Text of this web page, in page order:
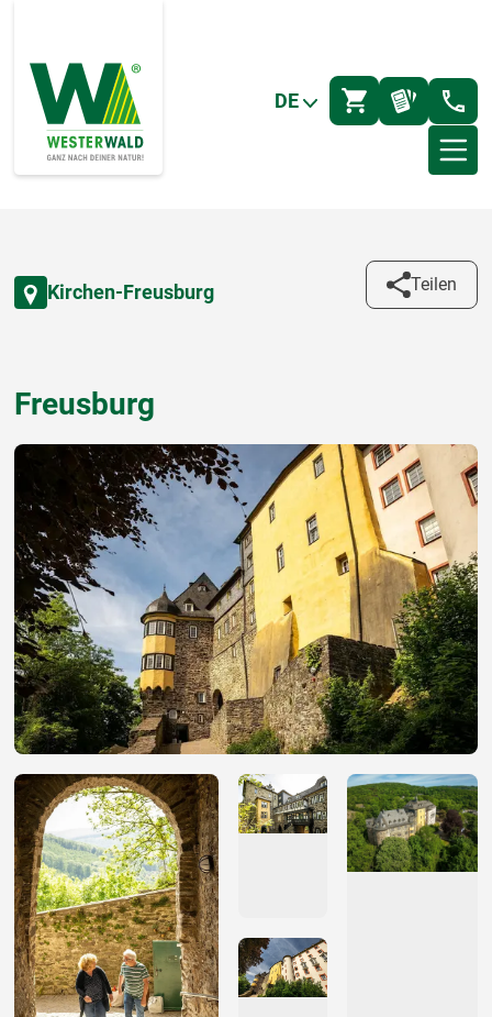
DE
Kirchen-Freusburg Teilen
Freusburg